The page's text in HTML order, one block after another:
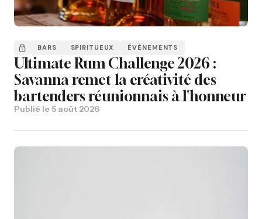
BARS SPIRITUEUX ÉVÈNEMENTS
Ultimate Rum Challenge 2026 :
Savanna remet la créativité des
bartenders réunionnais à l'honneur
Publié le 5 août 2026